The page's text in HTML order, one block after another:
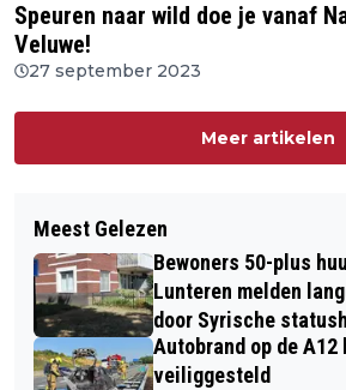
Speuren naar wild doe je vanaf
Veluwe!
27 september 2023
Meer artikelen
Meest Gelezen
Bewoners 50-plus
Lunteren melden
door Syrische
Autobrand op de A12
veiliggesteld